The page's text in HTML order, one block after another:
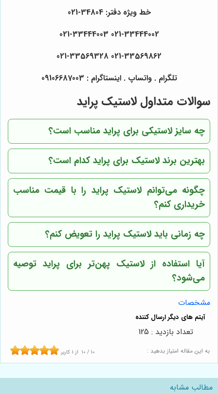
خط ویژه دفتر: 34804-021
021-33444002 021-33444003
021-33569862 021-33569328
تلگرام . واتساپ . اینستاگرام : 09106687003
سوالات متداول لاستیک پراید
چه سایز لاستیکی برای پراید مناسب است؟
بهترین برند لاستیک برای پراید کدام است؟
چگونه می‌توانم لاستیک پراید را با قیمت مناسب
خریداری کنم؟
چه زمانی باید لاستیک پراید را تعویض کنم؟
آیا استفاده از لاستیک پهن‌تر برای پراید توصیه
می‌شود؟
مشخصات
به این مقاله امتیاز بدهید : 10 / 10 از 1 کاربر
تعداد بازدید : 125
مطالب مشابه